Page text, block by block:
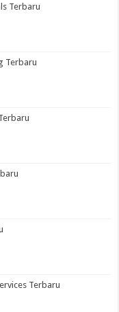
Terbaru
Terbaru
Terbaru